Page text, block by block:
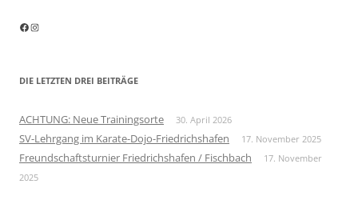
Facebook
Instagram
DIE LETZTEN DREI BEITRÄGE
ACHTUNG: Neue Trainingsorte 30. April 2026
SV-Lehrgang im Karate-Dojo-Friedrichshafen 17. November 2025
Freundschaftsturnier Friedrichshafen / Fischbach
17. November
2025